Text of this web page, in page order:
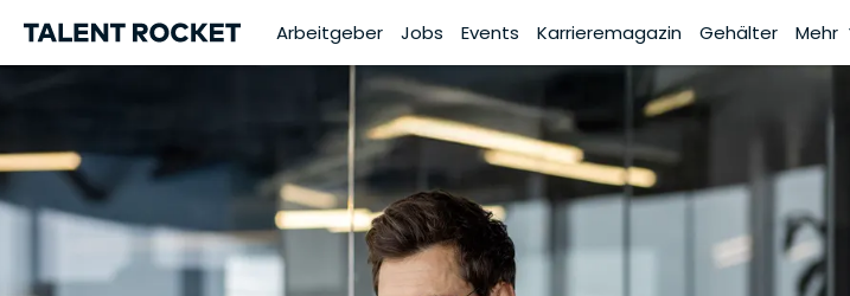
Arbeitgeber Jobs Events Karrieremagazin Gehälter Mehr